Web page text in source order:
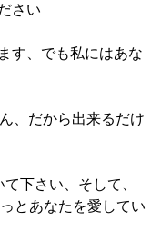
さい
す、でも私にはあな
、だから出来るだけ
下さい、そして、
とあなたを愛してい